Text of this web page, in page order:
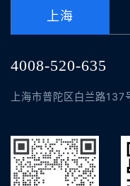
上海
4008-520-635
上海市普陀区白兰路